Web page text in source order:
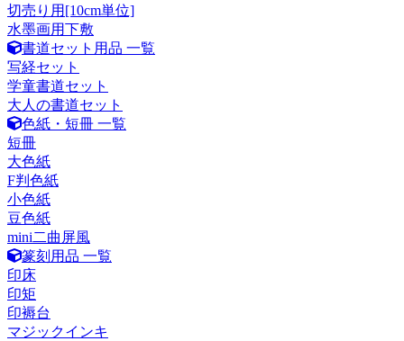
切売り用[10cm単位]
水墨画用下敷
書道セット用品 一覧
写経セット
学童書道セット
大人の書道セット
色紙・短冊 一覧
短冊
大色紙
F判色紙
小色紙
豆色紙
mini二曲屏風
篆刻用品 一覧
印床
印矩
印褥台
マジックインキ